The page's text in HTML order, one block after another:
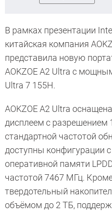
В рамках презентации
китайская компания
представила новую
AOKZOE A2 Ultra с
Ultra 7 155H.
AOKZOE A2 Ultra
дисплеем с разрешением
стандартной частотой
доступны конфигурации
оперативной памяти
частотой 7467 МГц.
твердотельный
объёмом до 2 ТБ,